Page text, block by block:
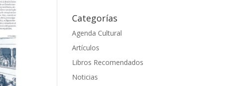
Categorías
Agenda Cultural
Artículos
Libros Recomendados
Noticias